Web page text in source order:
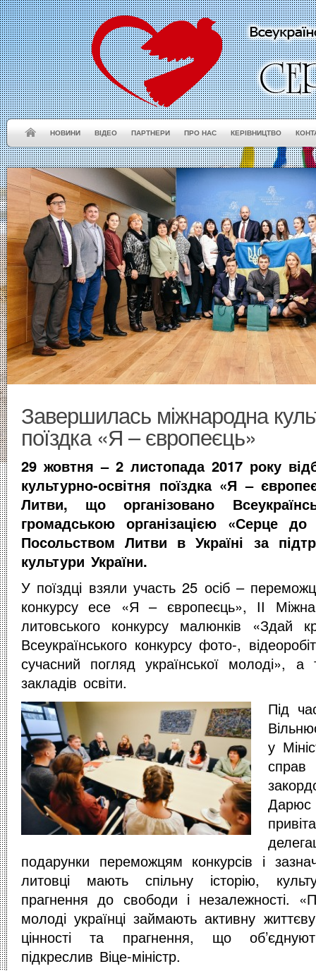
НОВИНИ ВІДЕО ПАРТНЕРИ ПРО НАС КЕРІВНИЦТВО
Завершилась міжнародна
поїздка «Я – європеєць»
29 жовтня – 2 листопада 2017 року
культурно-освітня поїздка «Я –
Литви, що організовано
громадською організацією «Серце
Посольством Литви в Україні за
культури України.
У поїздці взяли участь 25 осіб –
конкурсу есе «Я – європеєць», ІІ
литовського конкурсу малюнків «Здай
Всеукраїнського конкурсу фото-,
сучасний погляд української молоді», а
закладів освіти.
Під
у
справ
подарунки переможцям конкурсів і
литовці мають спільну історію,
прагнення до свободи і незалежності.
молоді українці займають активну
цінності та прагнення, що
підкреслив Віце-міністр.